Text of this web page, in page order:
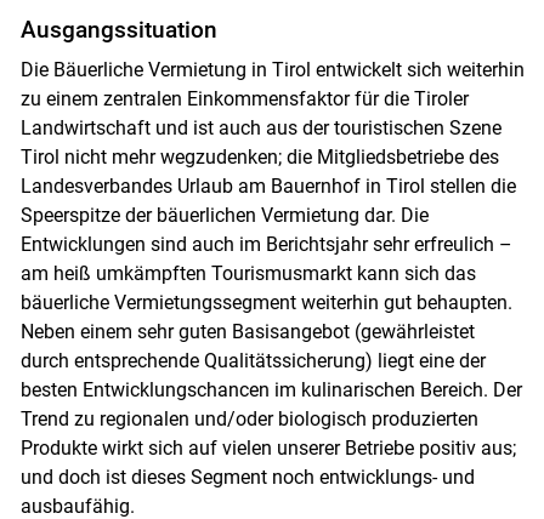
Ausgangssituation
Die Bäuerliche Vermietung in Tirol entwickelt sich weiterhin
zu einem zentralen Einkommensfaktor für die Tiroler
Landwirtschaft und ist auch aus der touristischen Szene
Tirol nicht mehr wegzudenken; die Mitgliedsbetriebe des
Landesverbandes Urlaub am Bauernhof in Tirol stellen die
Speerspitze der bäuerlichen Vermietung dar. Die
Entwicklungen sind auch im Berichtsjahr sehr erfreulich –
am heiß umkämpften Tourismusmarkt kann sich das
bäuerliche Vermietungssegment weiterhin gut behaupten.
Neben einem sehr guten Basisangebot (gewährleistet
durch entsprechende Qualitätssicherung) liegt eine der
besten Entwicklungschancen im kulinarischen Bereich. Der
Trend zu regionalen und/oder biologisch produzierten
Produkte wirkt sich auf vielen unserer Betriebe positiv aus;
und doch ist dieses Segment noch entwicklungs- und
ausbaufähig.